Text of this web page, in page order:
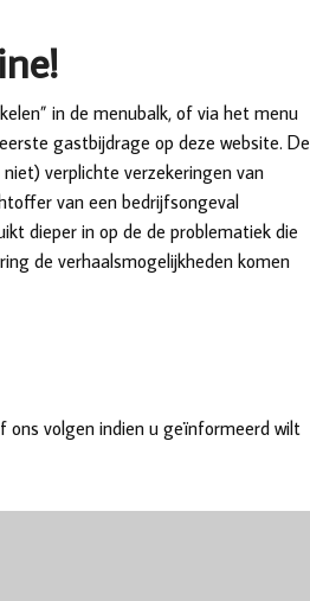
in de menubalk, of via het menu
gastbijdrage op deze website. De
verplichte verzekeringen van
van een bedrijfsongeval
dieper in op de de problematiek die
de verhaalsmogelijkheden komen
volgen indien u geïnformeerd wilt